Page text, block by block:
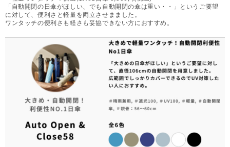
「自動開閉の日傘がほしい、でも自動開閉の傘は重い・・」というご要望
に対して、便利さと軽量を両立させまました。
ワンタッチの便利さも軽さも妥協できない方におすすめ。